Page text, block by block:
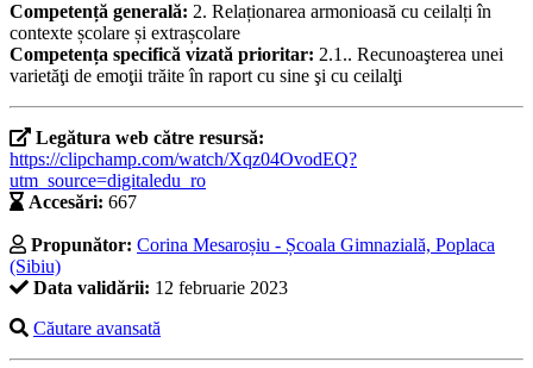
Competență generală: 2. Relaționarea armonioasă cu ceilalți în
contexte școlare și extrașcolare
Competența specifică vizată prioritar: 2.1.. Recunoaşterea unei
varietăţi de emoţii trăite în raport cu sine şi cu ceilalţi
Legătura web către resursă:
https://clipchamp.com/watch/Xqz04OvodEQ?
utm_source=digitaledu_ro
Accesări: 667
Propunător: Corina Mesaroșiu - Școala Gimnazială, Poplaca
(Sibiu)
Data validării: 12 februarie 2023
Căutare avansată